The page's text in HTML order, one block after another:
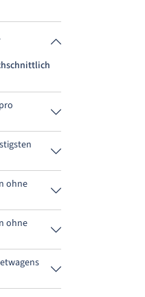
Eine
ohne
keinen
ohne
keinen